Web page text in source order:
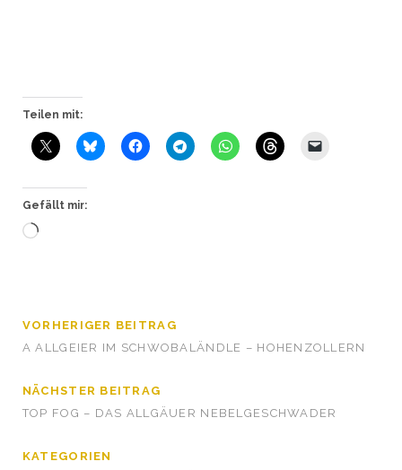
Teilen mit:
Gefällt mir:
Wird
VORHERIGER BEITRAG
A ALLGEIER IM SCHWOBALÄNDLE – HOHENZOLLERN
NÄCHSTER BEITRAG
TOP FOG – DAS ALLGÄUER NEBELGESCHWADER
KATEGORIEN